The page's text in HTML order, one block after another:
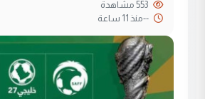
--منذ 11 ساعة